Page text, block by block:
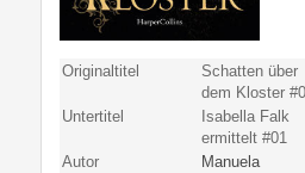
Originaltitel
Schatten über
dem Kloster
Untertitel
Isabella Falk
ermittelt #01
Autor
Manuela